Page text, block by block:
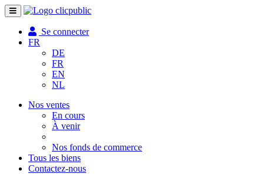
Toggle
navigation
Se connecter
FR
DE
FR
EN
NL
Nos ventes
En cours
À venir
Nos fonds de commerce
Tous les biens
Contactez-nous